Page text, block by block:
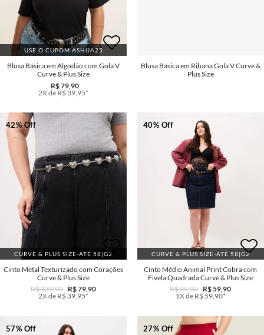
USE O CUPOM ASHUA25
Blusa Básica em Algodão com Gola V
Curve & Plus Size
R$ 79,90
2X de R$ 39,95*
CURVE & PLUS SIZE-ATÉ 58|G2
42% Off
Cinto Metal Texturizado com Corações
Curve & Plus Size
R$ 139,90 R$ 79,90
2X de R$ 39,95*
CURVE & PLUS SIZE-ATÉ 58|G2
40% Off
Cinto Médio Animal Print Cobra com
Fivela Quadrada Curve & Plus Size
R$ 99,90 R$ 59,90
1X de R$ 59,90*
57% Off 27% Off